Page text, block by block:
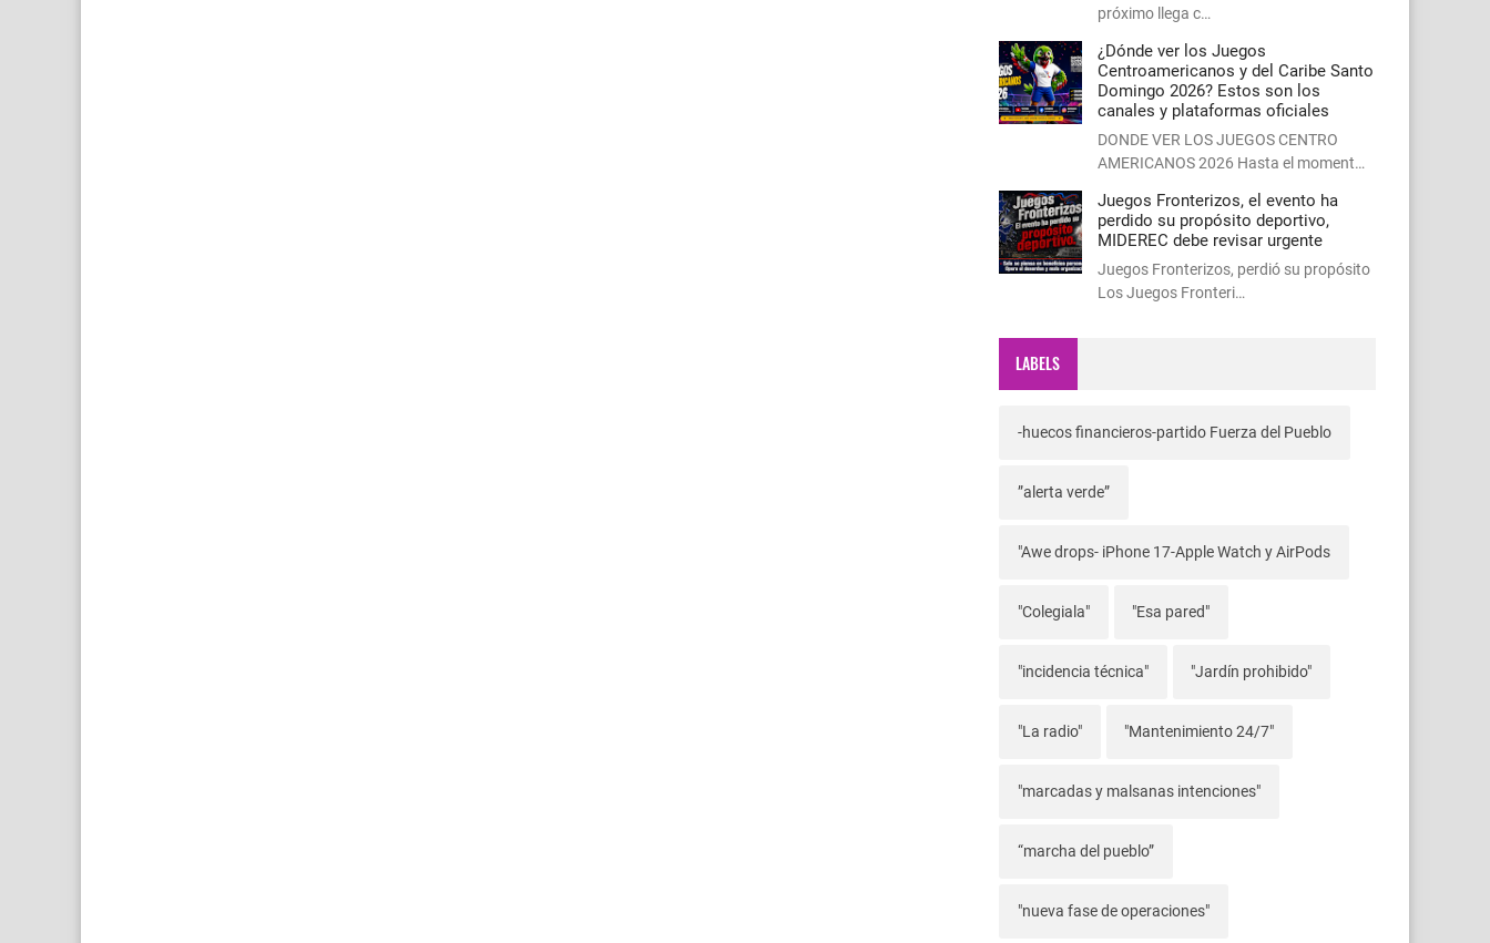
próximo llega c…
¿Dónde ver los Juegos
Centroamericanos y del Caribe Santo
Domingo 2026? Estos son los
canales y plataformas oficiales
DONDE VER LOS JUEGOS CENTRO
AMERICANOS 2026 Hasta el moment…
Juegos Fronterizos, el evento ha
perdido su propósito deportivo,
MIDEREC debe revisar urgente
Juegos Fronterizos, perdió su propósito
Los Juegos Fronteri…
LABELS
-huecos financieros-partido Fuerza del Pueblo
”alerta verde”
"Awe drops- iPhone 17-Apple Watch y AirPods
"Colegiala" "Esa pared"
"incidencia técnica" "Jardín prohibido"
"La radio" "Mantenimiento 24/7"
"marcadas y malsanas intenciones"
“marcha del pueblo”
"nueva fase de operaciones"